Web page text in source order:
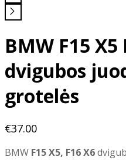
BMW F15 X5
dvigubos
grotelės
€37.00
BMW F15 X5, F16 X6